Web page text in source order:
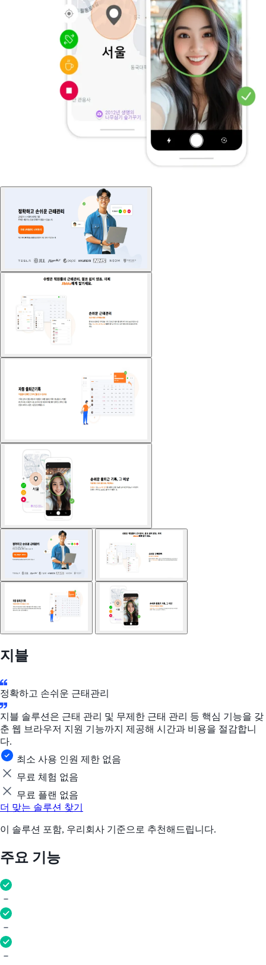
지블
정확하고 손쉬운 근태관리
지블 솔루션은 근태 관리 및 무제한 근태 관리 등 핵심 기능을 갖
춘 웹 브라우저 지원 기능까지 제공해 시간과 비용을 절감합니
다.
최소 사용 인원 제한 없음
무료 체험 없음
무료 플랜 없음
더 맞는 솔루션 찾기
이 솔루션 포함, 우리회사 기준으로 추천해드립니다.
주요 기능